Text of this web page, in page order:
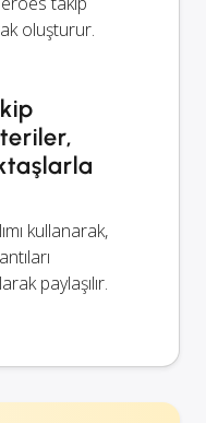
oluşturur.
kullanarak,
paylaşılır.